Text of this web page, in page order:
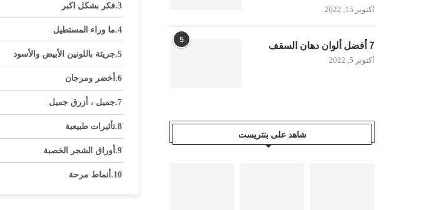
فكر بشكل اكبر
ما وراء المستطيل
جريئة باللونين الأبيض والأسود
أخضر ومرجان
جميل ، أزرق جميل
تأثيرات طبيعية
أوراق الشجر الخصبة
أنماط مرحة
أكتوبر 15, 2022
5
7 أفضل ألوان دهان السقف
أكتوبر 5, 2022
شاهد على بنتريست